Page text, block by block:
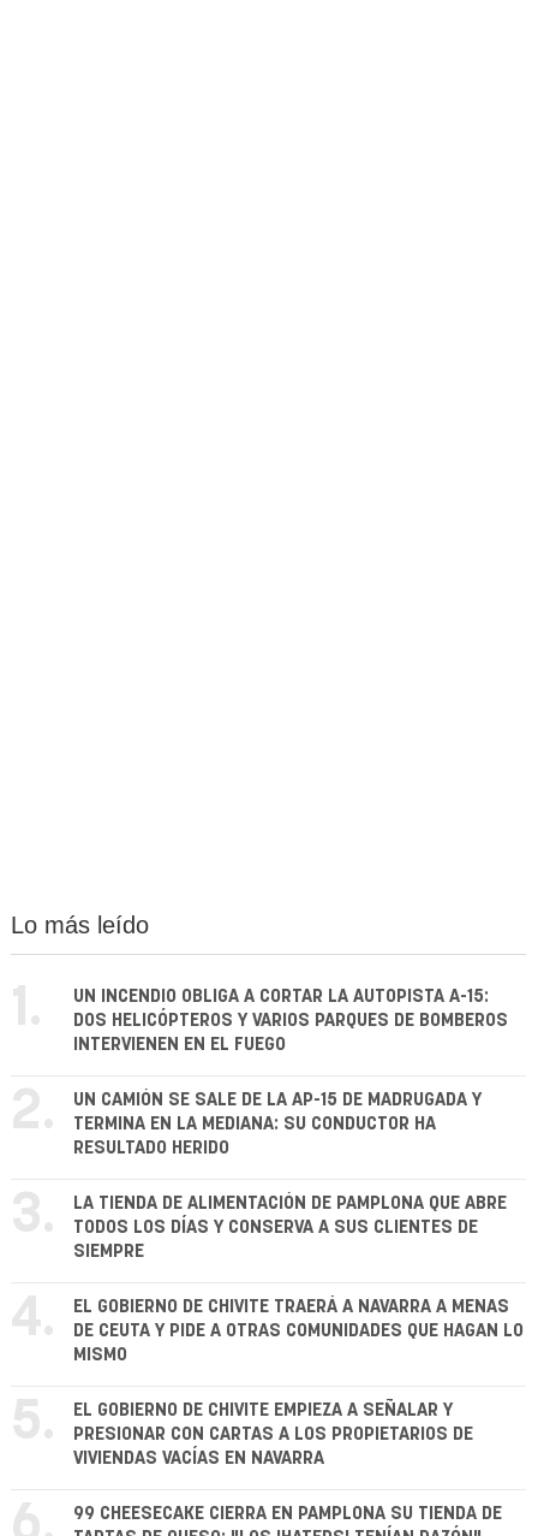
Lo más leído
1.
UN INCENDIO OBLIGA A CORTAR LA AUTOPISTA A-15:
DOS HELICÓPTEROS Y VARIOS PARQUES DE BOMBEROS
INTERVIENEN EN EL FUEGO
2.
UN CAMIÓN SE SALE DE LA AP-15 DE MADRUGADA Y
TERMINA EN LA MEDIANA: SU CONDUCTOR HA
RESULTADO HERIDO
3.
LA TIENDA DE ALIMENTACIÓN DE PAMPLONA QUE ABRE
TODOS LOS DÍAS Y CONSERVA A SUS CLIENTES DE
SIEMPRE
4.
EL GOBIERNO DE CHIVITE TRAERÁ A NAVARRA A MENAS
DE CEUTA Y PIDE A OTRAS COMUNIDADES QUE HAGAN LO
MISMO
5.
EL GOBIERNO DE CHIVITE EMPIEZA A SEÑALAR Y
PRESIONAR CON CARTAS A LOS PROPIETARIOS DE
VIVIENDAS VACÍAS EN NAVARRA
99 CHEESECAKE CIERRA EN PAMPLONA SU TIENDA DE